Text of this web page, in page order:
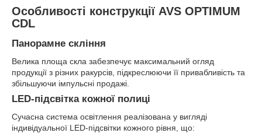
Особливості конструкції AVS OPTIMUM
CDL
Панорамне скління
Велика площа скла забезпечує максимальний огляд
продукції з різних ракурсів, підкреслюючи її привабливість та
збільшуючи імпульсні продажі.
LED-підсвітка кожної полиці
Сучасна система освітлення реалізована у вигляді
індивідуальної LED-підсвітки кожного рівня, що: